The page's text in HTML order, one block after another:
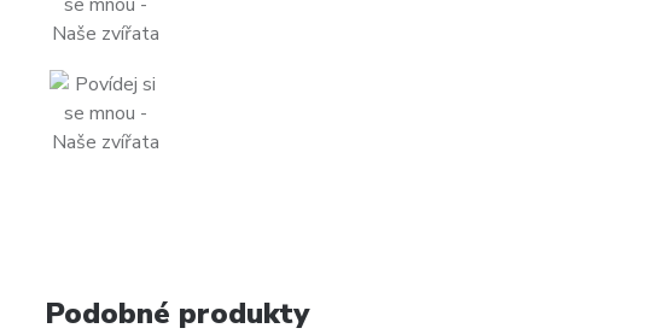
Podobné produkty